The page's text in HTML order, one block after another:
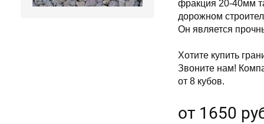
фракция 20-40мм
дорожном
Он является
Хотите купить
Звоните нам!
от 8 кубов.
от 1650